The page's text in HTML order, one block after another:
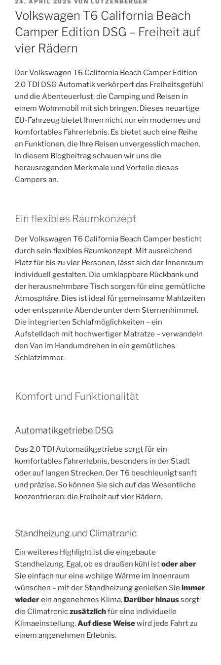
AM
24. APRIL 2025 VON LUTZENBERGER
Volkswagen T6 California Beach
Camper Edition DSG – Freiheit auf
vier Rädern
Der Volkswagen T6 California Beach Camper Edition
2.0 TDI DSG Automatik verkörpert das Freiheitsgefühl
und die Abenteuerlust, die Camping und Reisen in
einem Wohnmobil mit sich bringen. Dieses neuartige
EU-Fahrzeug bietet Ihnen nicht nur ein modernes und
komfortables Fahrerlebnis. Es bietet auch eine Reihe
an Funktionen, die Ihre Reisen unvergesslich machen.
In diesem Blogbeitrag schauen wir uns die
herausragenden Merkmale und Vorteile dieses
Campers an.
Ein flexibles Raumkonzept
Der Volkswagen T6 California Beach Camper besticht
durch sein flexibles Raumkonzept. Mit ausreichend
Platz für bis zu vier Personen, lässt sich der Innenraum
individuell gestalten. Die umklappbare Rückbank und
der herausnehmbare Tisch sorgen für eine gemütliche
Atmosphäre. Dies ist ideal für gemeinsame Mahlzeiten
oder entspannte Abende unter dem Sternenhimmel.
Die integrierten Schlafmöglichkeiten – ein
Aufstelldach mit hochwertiger Matratze – verwandeln
den Van im Handumdrehen in ein gemütliches
Schlafzimmer.
Komfort und Funktionalität
Automatikgetriebe DSG
Das 2.0 TDI Automatikgetriebe sorgt für ein
komfortables Fahrerlebnis, besonders in der Stadt
oder auf langen Strecken. Der T6 beschleunigt sanft
und präzise. So können Sie sich auf das Wesentliche
konzentrieren: die Freiheit auf vier Rädern.
Standheizung und Climatronic
Ein weiteres Highlight ist die eingebaute
Standheizung. Egal, ob es draußen kühl istoder aber
Sie einfach nur eine wohlige Wärme im Innenraum
wünschen – mit der Standheizung genießen Sie immer
wiederein angenehmes Klima. Darüber hinaussorgt
die Climatroniczusätzlichfür eine individuelle
Klimaeinstellung.Auf diese Weisewird jede Fahrt zu
einem angenehmen Erlebnis.